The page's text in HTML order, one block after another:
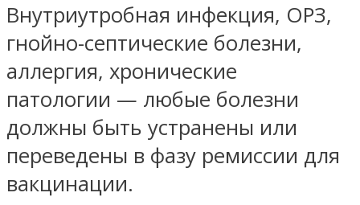
Внутриутробная инфекция, ОРЗ,
гнойно-септические болезни,
аллергия, хронические
патологии — любые болезни
должны быть устранены или
переведены в фазу ремиссии для
вакцинации.